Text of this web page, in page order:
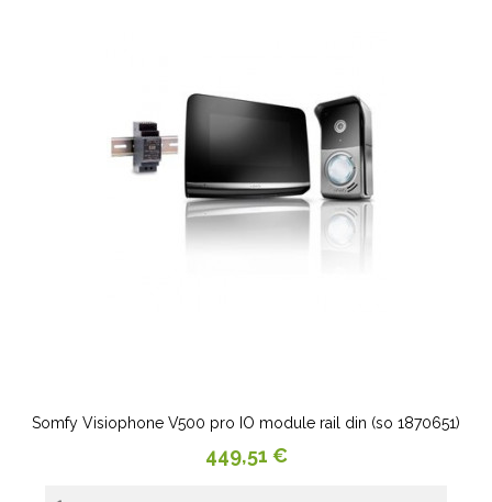
Somfy Visiophone V500 pro IO module rail din (so 1870651)
Prix
449,51 €